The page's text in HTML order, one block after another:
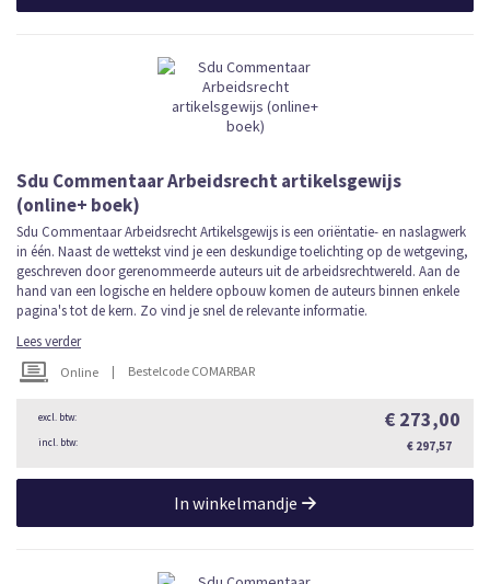
Sdu Commentaar Arbeidsrecht artikelsgewijs
(online+ boek)
Sdu Commentaar Arbeidsrecht Artikelsgewijs is een oriëntatie- en naslagwerk
in één. Naast de wettekst vind je een deskundige toelichting op de wetgeving,
geschreven door gerenommeerde auteurs uit de arbeidsrechtwereld. Aan de
hand van een logische en heldere opbouw komen de auteurs binnen enkele
pagina's tot de kern. Zo vind je snel de relevante informatie.
Lees verder
Online | Bestelcode COMARBAR
€ 273,00
€ 297,57
In winkelmandje